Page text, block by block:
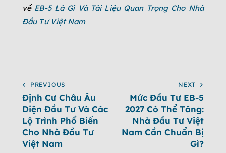
về EB-5 Là Gì Và Tài Liệu Quan Trọng Cho Nhà
Đầu Tư Việt Nam
PREVIOUS
Định Cư Châu Âu
Diện Đầu Tư Và Các
Lộ Trình Phổ Biến
Cho Nhà Đầu Tư
Việt Nam
NEXT
Mức Đầu Tư EB-5
2027 Có Thể Tăng:
Nhà Đầu Tư Việt
Nam Cần Chuẩn Bị
Gì?